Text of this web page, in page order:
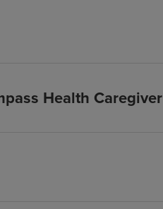
Health Caregiver